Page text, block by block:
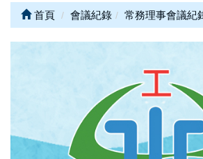
首頁 會議紀錄 常務理事會議紀